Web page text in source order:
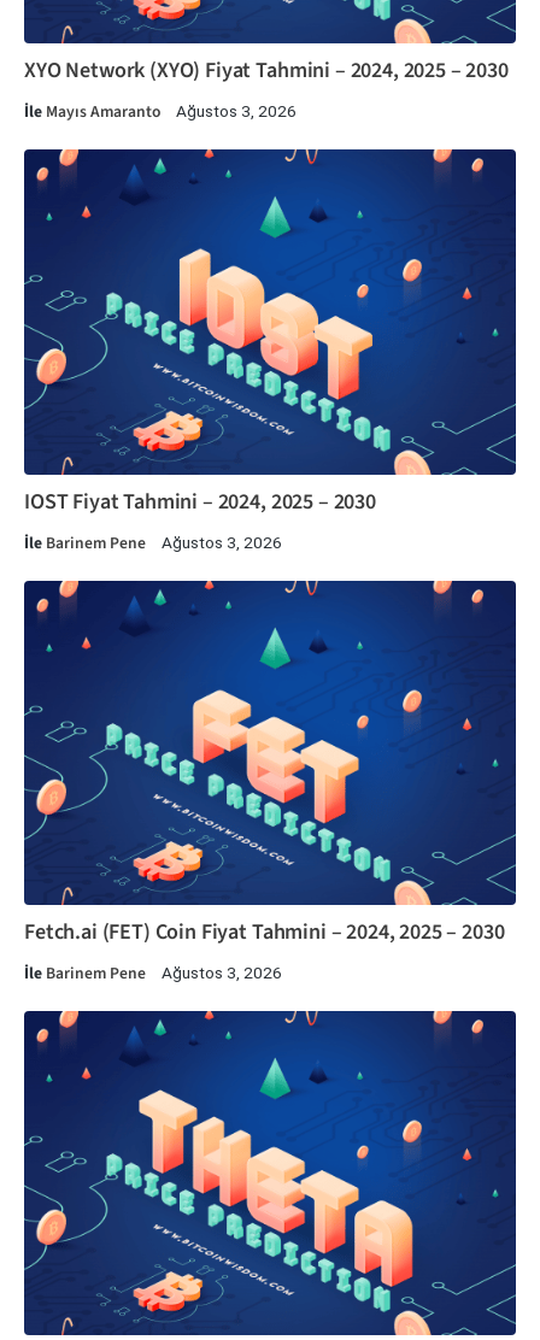
XYO Network (XYO) Fiyat Tahmini – 2024, 2025 – 2030
İle Mayıs Amaranto Ağustos 3, 2026
IOST Fiyat Tahmini – 2024, 2025 – 2030
İle Barinem Pene Ağustos 3, 2026
Fetch.ai (FET) Coin Fiyat Tahmini – 2024, 2025 – 2030
İle Barinem Pene Ağustos 3, 2026